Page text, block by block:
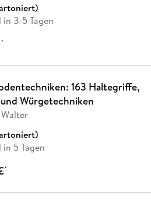
in 3-5 Tagen
*
163 Haltegriffe,
Würgetechniken
in 5 Tagen
*